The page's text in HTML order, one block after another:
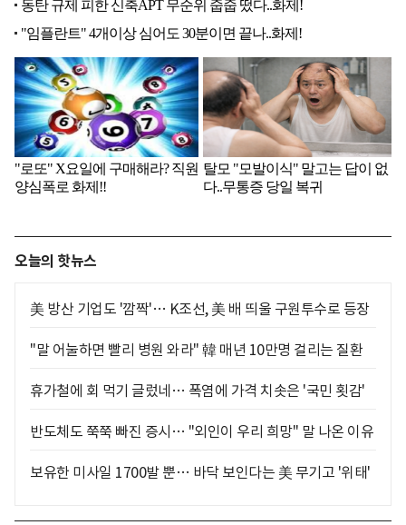
오늘의 핫뉴스
美 방산 기업도 '깜짝'… K조선, 美 배 띄울 구원투수로 등장
"말 어눌하면 빨리 병원 와라" 韓 매년 10만명 걸리는 질환
휴가철에 회 먹기 글렀네… 폭염에 가격 치솟은 '국민 횟감'
반도체도 쭉쭉 빠진 증시… "외인이 우리 희망" 말 나온 이유
보유한 미사일 1700발 뿐… 바닥 보인다는 美 무기고 '위태'